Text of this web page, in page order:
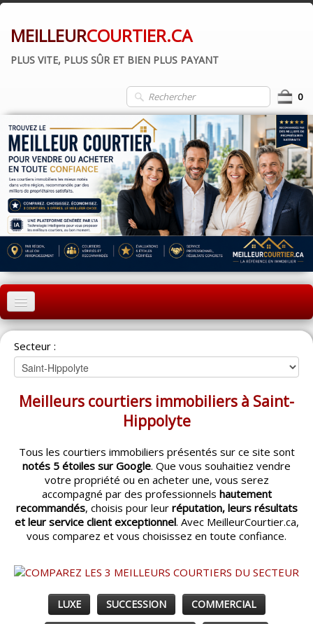
MEILLEURCOURTIER.CA
PLUS VITE, PLUS SÛR ET BIEN PLUS PAYANT
0
ACCUEIL
MONTRÉAL
QUÉBEC
LAVAL
CATÉGORIES▼
ACHETEUR / VENDEUR▼
ENTREPRENEURS▼
ESPACE COURTIER ▼
Secteur :
Meilleurs courtiers immobiliers à Saint-
Hippolyte
Tous les courtiers immobiliers présentés sur ce site sont
notés 5 étoiles sur Google. Que vous souhaitiez vendre
votre propriété ou en acheter une, vous serez
accompagné par des professionnels hautement
recommandés, choisis pour leur réputation, leurs résultats
et leur service client exceptionnel. Avec MeilleurCourtier.ca,
vous comparez et vous choisissez en toute confiance.
LUXE SUCCESSION COMMERCIAL